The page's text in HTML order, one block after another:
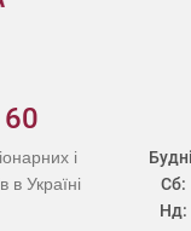
Сб:
Нд:
і
в Україні